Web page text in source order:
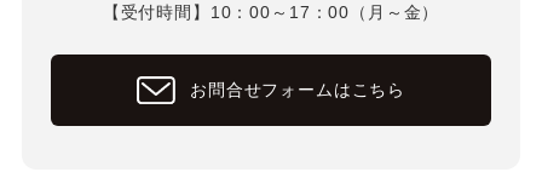
【受付時間】10：00～17：00（月～金）
お問合せフォームはこちら